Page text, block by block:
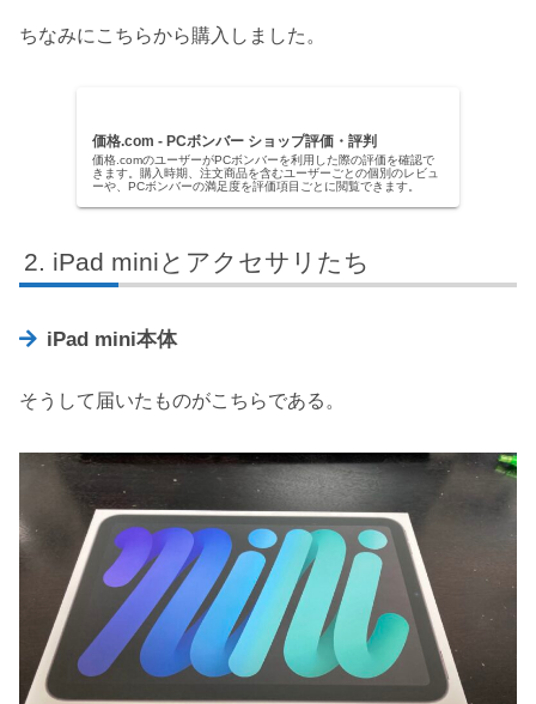
ちなみにこちらから購入しました。
価格.com - PCボンバー ショップ評価・評判
価格.comのユーザーがPCボンバーを利用した際の評価を確認で
きます。購入時期、注文商品を含むユーザーごとの個別のレビュ
ーや、PCボンバーの満足度を評価項目ごとに閲覧できます。
iPad miniとアクセサリたち
iPad mini本体
そうして届いたものがこちらである。